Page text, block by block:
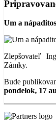
Um a
Zlepšovateľ
Zámky.
Bude
pondelok, 17